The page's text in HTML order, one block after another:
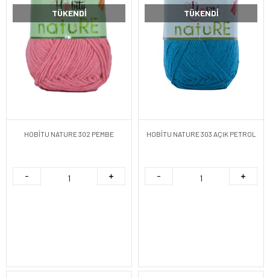
TÜKENDI
HOBİTU NATURE 302 PEMBE
TÜKENDI
HOBİTU NATURE 303 AÇIK PETROL